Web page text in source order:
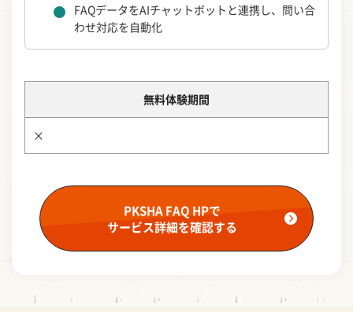
FAQデータをAIチャットボットと連携し、問い合
わせ対応を自動化
無料体験期間
×
PKSHA FAQ HPで
サービス詳細を確認する